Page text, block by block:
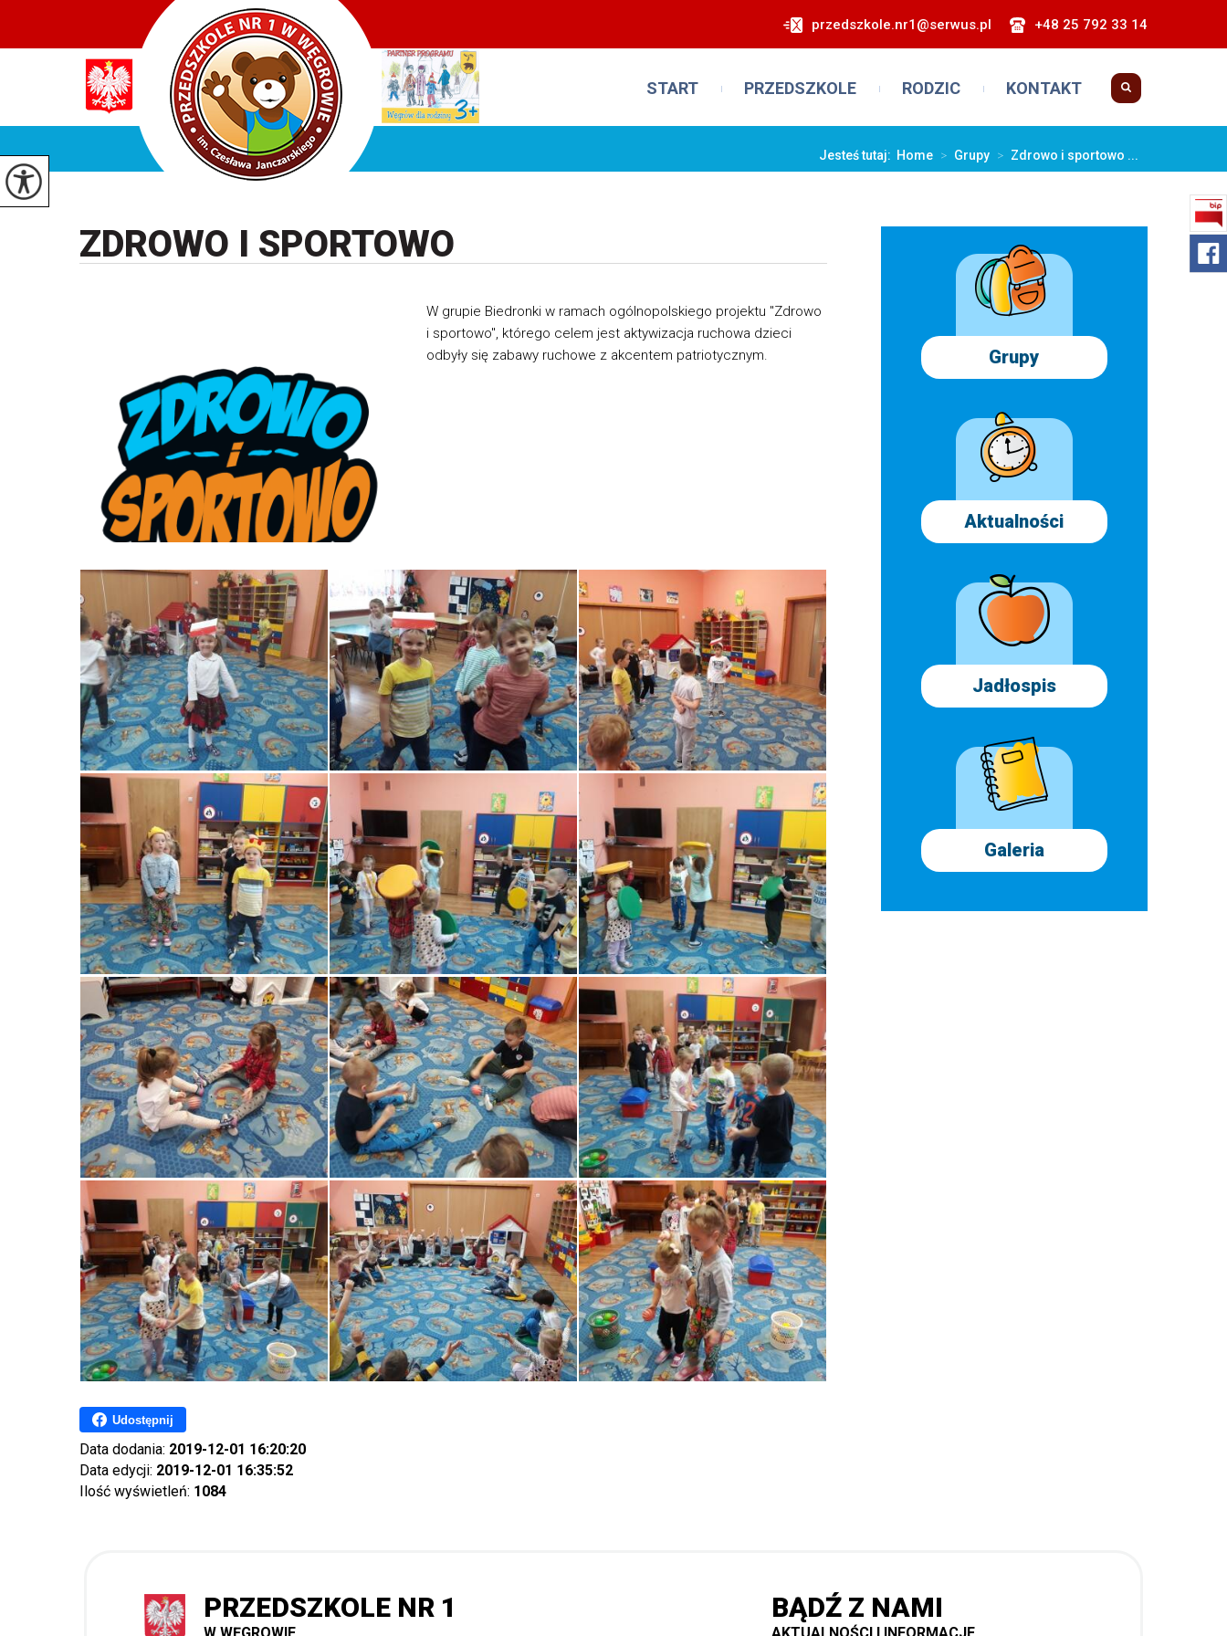
przedszkole.nr1@serwus.pl +48 25 792 33 14
START PRZEDSZKOLE RODZIC KONTAKT
Jesteś tutaj: Home > Grupy > Zdrowo i sportowo ...
ZDROWO I SPORTOWO
W grupie Biedronki w ramach ogólnopolskiego projektu "Zdrowo
i sportowo", którego celem jest aktywizacja ruchowa dzieci
odbyły się zabawy ruchowe z akcentem patriotycznym.
Udostępnij
Data dodania: 2019-12-01 16:20:20
Data edycji: 2019-12-01 16:35:52
Ilość wyświetleń: 1084
Grupy
Aktualności
Jadłospis
Galeria
PRZEDSZKOLE NR 1 BĄDŹ Z NAMI